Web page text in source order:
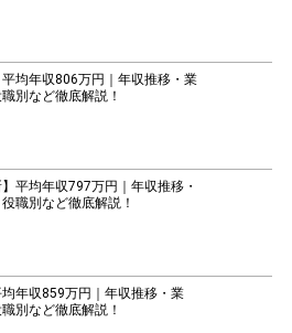
平均年収806万円｜年収推移・業
別など徹底解説！
】平均年収797万円｜年収推移・
職別など徹底解説！
均年収859万円｜年収推移・業
別など徹底解説！